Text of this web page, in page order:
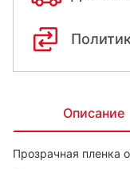
Описание
Прозрачная пленка